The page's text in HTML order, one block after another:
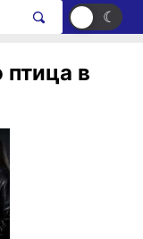
☀ ☾
птица в